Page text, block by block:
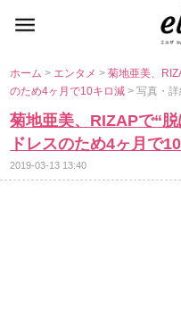
ホーム> エンタメ>菊地亜美、
のため4ヶ月で10キロ減> 写真・詳
菊地亜美、RIZAPで“
ドレスのため4ヶ月で
2019-03-13 13:40